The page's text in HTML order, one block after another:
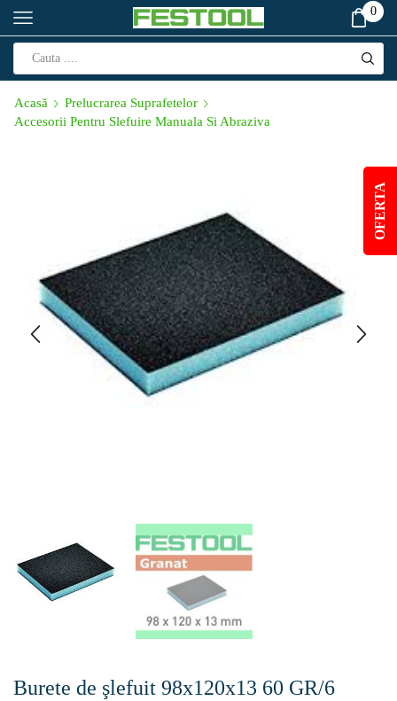
0
Acasă
Prelucrarea Suprafetelor
Accesorii Pentru Slefuire Manuala Si Abraziva
Burete de şlefuit 98x120x13 60 GR/6
OFERTA